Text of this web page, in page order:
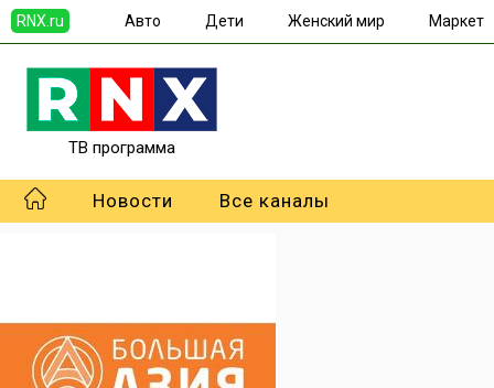
RNX.ru Авто Дети Женский мир Маркет
ТВ программа
Новости Все каналы